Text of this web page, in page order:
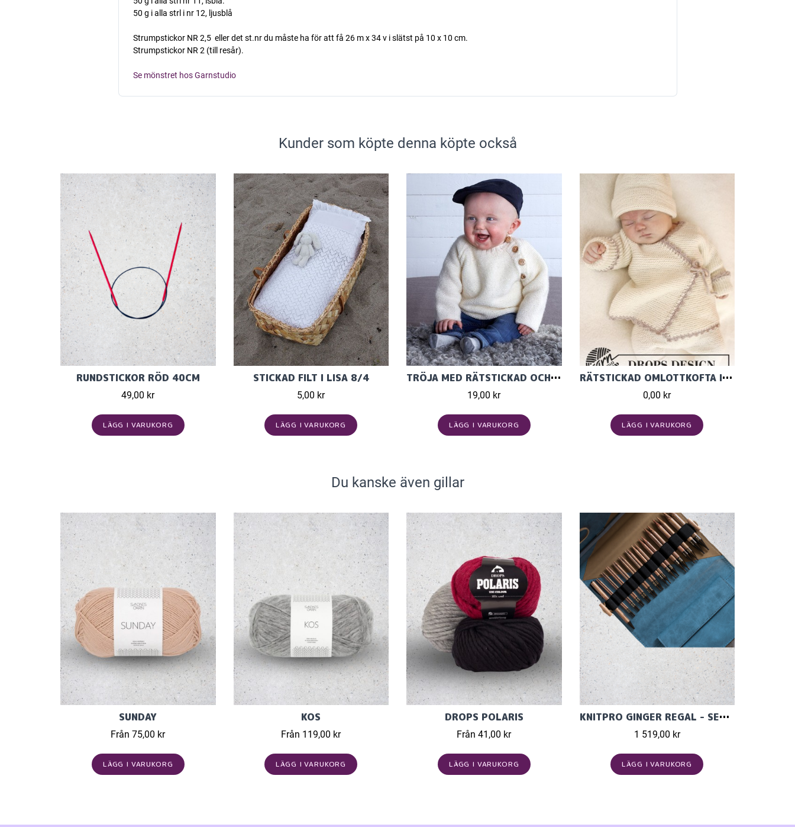
50 g i alla strl i nr 12, ljusblå
Strumpstickor NR 2,5  eller det st.nr du måste ha för att få 26 m x 34 v i slätst på 10 x 10 cm.
Strumpstickor NR 2 (till resår).
Se mönstret hos Garnstudio
Kunder som köpte denna köpte också
RUNDSTICKOR RÖD 40CM
49,00 kr
LÄGG I VARUKORG
STICKAD FILT I LISA 8/4
5,00 kr
LÄGG I VARUKORG
TRÖJA MED RÄTSTICKAD OCH RAGLANÄRM TILL BABY I BABY MERINO
19,00 kr
LÄGG I VARUKORG
RÄTSTICKAD OMLOTTKOFTA I DROPS BABY MERINO
0,00 kr
LÄGG I VARUKORG
Du kanske även gillar
SUNDAY
Från 75,00 kr
LÄGG I VARUKORG
KOS
Från 119,00 kr
LÄGG I VARUKORG
DROPS POLARIS
Från 41,00 kr
LÄGG I VARUKORG
KNITPRO GINGER REGAL - SET MED ÄNDSTICKOR (11 PAR, 13 CM)
1 519,00 kr
LÄGG I VARUKORG